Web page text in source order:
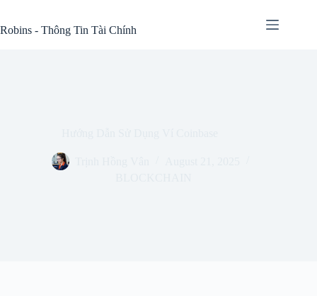
content
Robins - Thông Tin Tài Chính